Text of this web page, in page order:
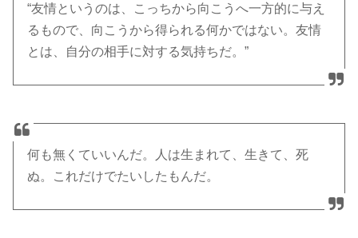
“友情というのは、こっちから向こうへ一方的に与え
るもので、向こうから得られる何かではない。友情
とは、自分の相手に対する気持ちだ。”
何も無くていいんだ。人は生まれて、生きて、死
ぬ。これだけでたいしたもんだ。